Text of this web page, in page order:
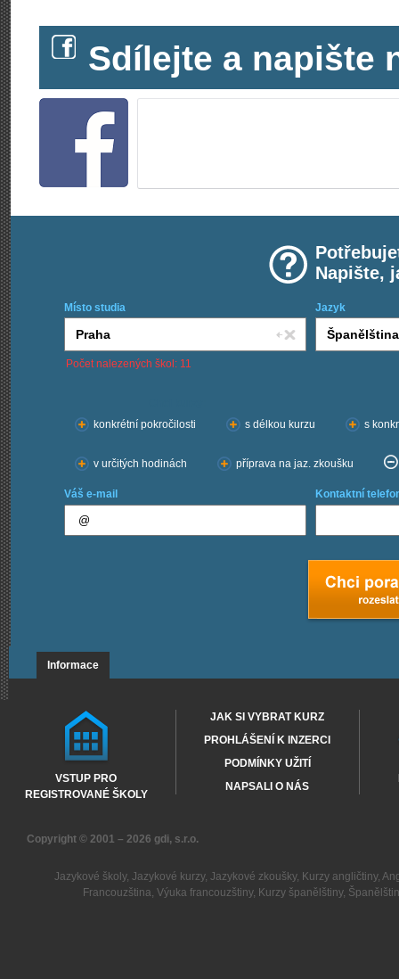
Sdílejte a napište
Napište,
Místo studia Jazyk
Počet nalezených škol: 11
konkrétní pokročilosti
s délkou kurzu s
v určitých hodinách příprava na jaz. zkoušku
Váš e-mail Kontaktní
Informace
VSTUP PRO
REGISTROVANÉ ŠKOLY
JAK SI VYBRAT KURZ
PROHLÁŠENÍ K INZERCI
PODMÍNKY UŽITÍ
NAPSALI O NÁS
Copyright © 2001 – 2026 gdi, s.r.o.
Jazykové školy, Jazykové kurzy, Jazykové zkoušky, Kurzy angličtiny,
Francouzština,Výuka francouzštiny, Kurzy španělštiny,